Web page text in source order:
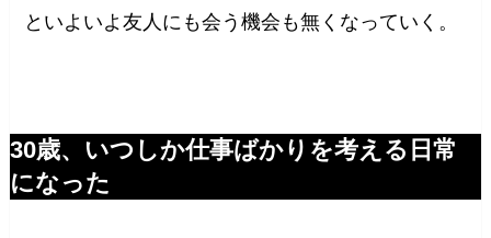
といよいよ友人にも会う機会も無くなっていく。
30歳、いつしか仕事ばかりを考える日常
になった